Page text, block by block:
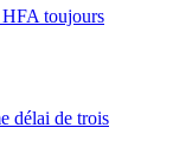
toujours
délai de trois